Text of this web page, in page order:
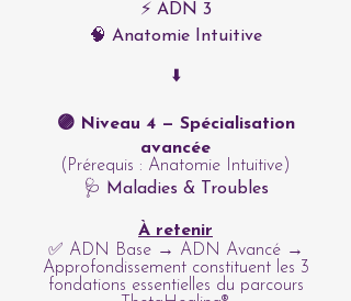
⚡ ADN 3
🧠 Anatomie Intuitive
⬇️
🟣 Niveau 4 — Spécialisation
avancée
(Prérequis : Anatomie Intuitive)
🩺 Maladies & Troubles
À retenir
✅ ADN Base → ADN Avancé →
Approfondissement constituent les 3
fondations essentielles du parcours